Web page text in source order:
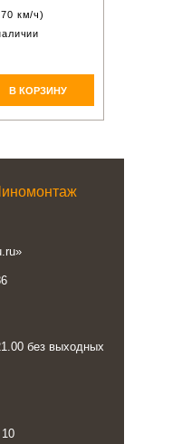
км/ч)
В КОРЗИНУ
без выходных